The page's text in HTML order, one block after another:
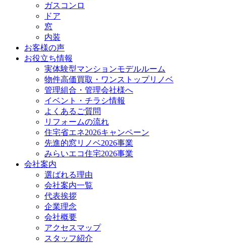
ガスコンロ
ドア
窓
内装
お客様の声
お役立ち情報
実体験型マンションモデルルーム
物件高価買取・ワンストップリノベ
管理組合・管理会社様へ
イベント・チラシ情報
よくあるご質問
リフォームの流れ
住宅省エネ2026キャンペーン
先進的窓リノベ2026事業
みらいエコ住宅2026事業
会社案内
選ばれる理由
会社案内一覧
代表挨拶
企業理念
会社概要
アクセスマップ
スタッフ紹介